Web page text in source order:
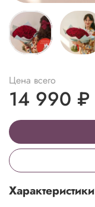
Характеристики
Цена всего
14 990 ₽